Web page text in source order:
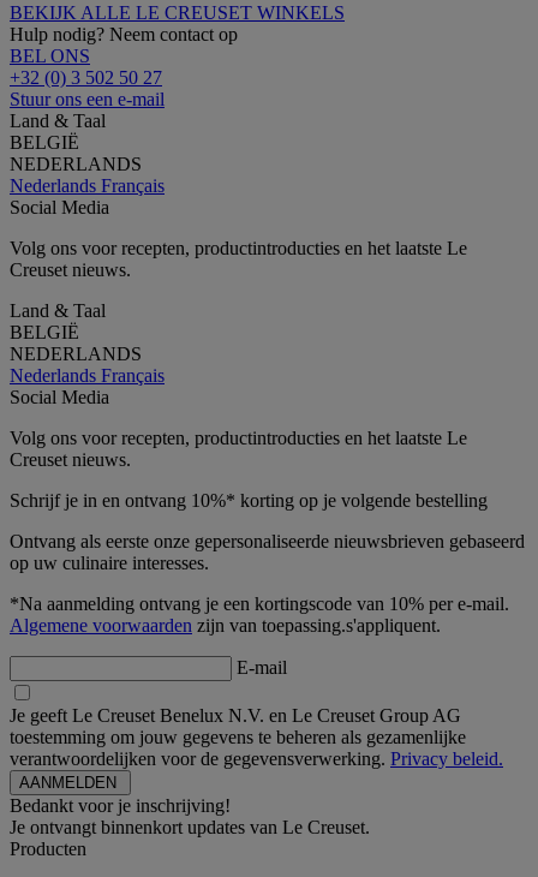
BEKIJK ALLE LE CREUSET WINKELS
Hulp nodig? Neem contact op
BEL ONS
+32 (0) 3 502 50 27
Stuur ons een e-mail
Land & Taal
BELGIË
NEDERLANDS
Nederlands Français
Social Media
Volg ons voor recepten, productintroducties en het laatste Le
Creuset nieuws.
Land & Taal
BELGIË
NEDERLANDS
Nederlands Français
Social Media
Volg ons voor recepten, productintroducties en het laatste Le
Creuset nieuws.
Schrijf je in en ontvang 10%* korting op je volgende bestelling
Ontvang als eerste onze gepersonaliseerde nieuwsbrieven gebaseerd
op uw culinaire interesses.
*Na aanmelding ontvang je een kortingscode van 10% per e-mail.
Algemene voorwaarden zijn van toepassing.s'appliquent.
E-mail
Je geeft Le Creuset Benelux N.V. en Le Creuset Group AG
toestemming om jouw gegevens te beheren als gezamenlijke
verantwoordelijken voor de gegevensverwerking. Privacy beleid.
Bedankt voor je inschrijving!
Je ontvangt binnenkort updates van Le Creuset.
Producten